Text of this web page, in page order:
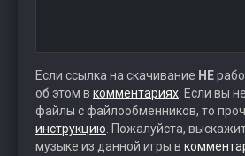
Если ссылка на скачивание НЕ
об этом в комментариях . Если вы
файлы с файлообменников, то
инструкцию . Пожалуйста,
музыке из данной игры в